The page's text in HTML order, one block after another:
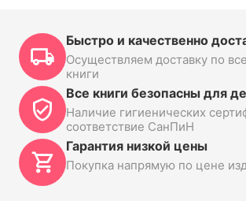
Быстро и качественно
Осуществляем доставку по
книги
Все книги безопасны для
Наличие гигиенических
соответствие СанПиН
Гарантия низкой цены
Покупка напрямую по цене